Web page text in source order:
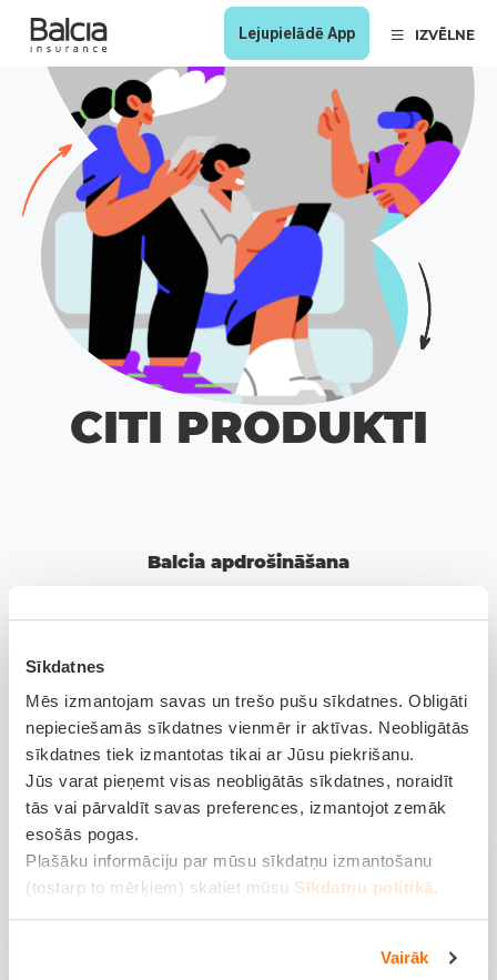
Sīkdatnes
Mēs izmantojam savas un trešo pušu sīkdatnes. Obligāti
nepieciešamās sīkdatnes vienmēr ir aktīvas. Neobligātās
sīkdatnes tiek izmantotas tikai ar Jūsu piekrišanu.
Jūs varat pieņemt visas neobligātās sīkdatnes, noraidīt
tās vai pārvaldīt savas preferences, izmantojot zemāk
esošās pogas.
Plašāku informāciju par mūsu sīkdatņu izmantošanu
(tostarp to mērķiem) skatiet mūsu Sīkdatņu politikā
Vairāk
Lejupielādē App IZVĒLNE
CITI PRODUKTI
Balcia apdrošināšana
Uzzini vairāk par Balcia apdrošināšana produktiem: biļešu
Biļešu
apdrošināšana
Lasīt vairāk